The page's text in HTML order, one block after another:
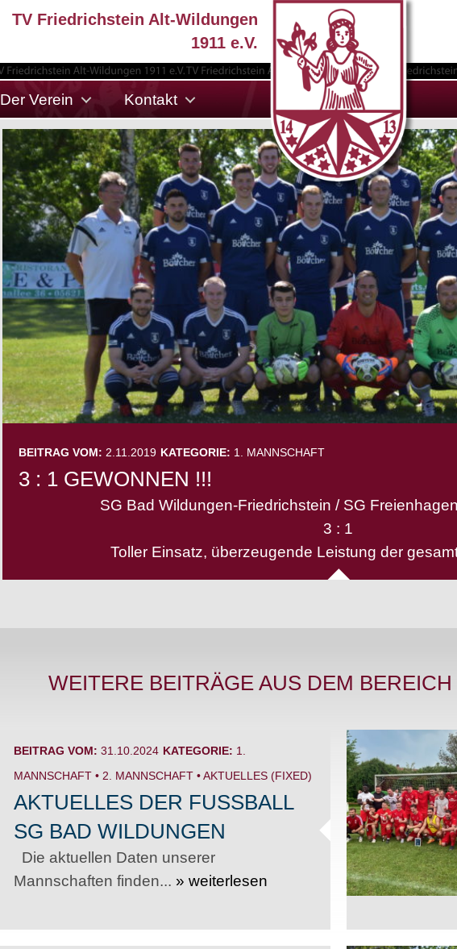
TV Friedrichstein Alt-Wildungen
1911 e.V.
Der Verein Kontakt
BEITRAG VOM: 2.11.2019 KATEGORIE: 1. MANNSCHAFT
3 : 1 GEWONNEN !!!
SG Bad Wildungen-Friedrichstein / SG
3 : 1
Toller Einsatz, überzeugende Leistung der
WEITERE BEITRÄGE AUS DEM
BEITRAG VOM: 31.10.2024 KATEGORIE: 1.
MANNSCHAFT• 2. MANNSCHAFT•AKTUELLES (FIXED)
AKTUELLES DER FUSSBALL
SG BAD WILDUNGEN
Die aktuellen Daten unserer
Mannschaften finden... » weiterlesen